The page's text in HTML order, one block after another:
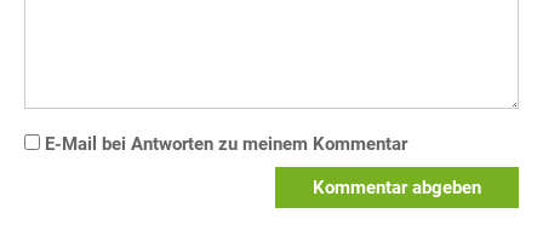
E-Mail bei Antworten zu meinem Kommentar
Kommentar abgeben